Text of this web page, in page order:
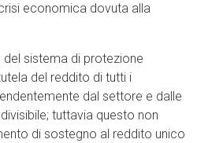
economica dovuta alla
del sistema di protezione
del reddito di tutti i
dal settore e dalle
tuttavia questo non
di sostegno al reddito unico